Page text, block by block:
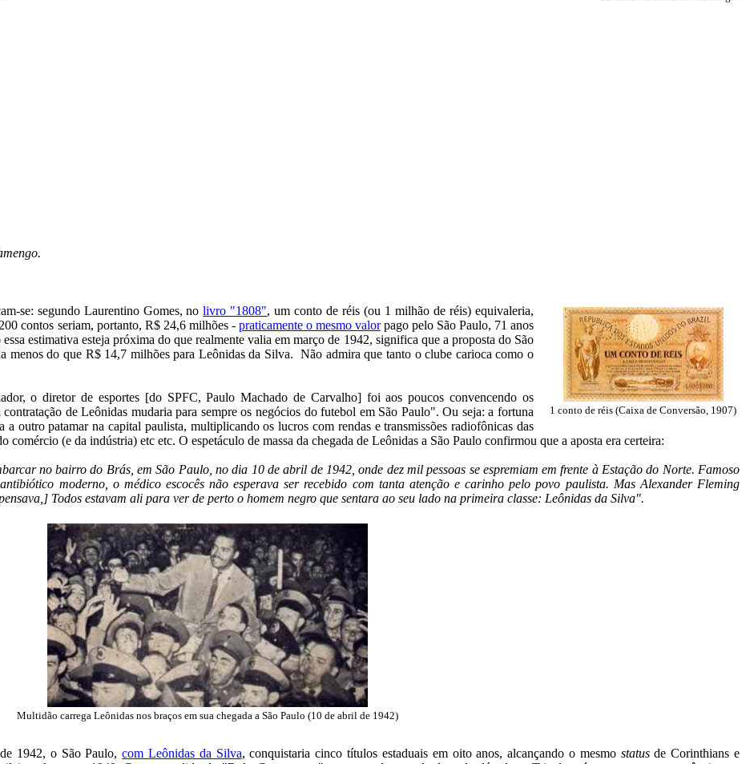
1 conto de réis (Caixa de Conversão, 1907)
se: segundo Laurentino Gomes, nolivro "1808", um conto de réis (ou 1 milhão de réis) equivaleria,
contos seriam, portanto, R$ 24,6 milhões - praticamente o mesmo valorpago pelo São Paulo, 71 anos
estimativa esteja próxima do que realmente valia em março de 1942, significa que a proposta do São
menos do que R$ 14,7 milhões para Leônidas da Silva. Não admira que tanto o clube carioca como o
o diretor de esportes [do SPFC, Paulo Machado de Carvalho] foi aos poucos convencendo os
de Leônidas mudaria para sempre os negócios do futebol em São Paulo". Ou seja: a fortuna
outro patamar na capital paulista, multiplicando os lucros com rendas e transmissões radiofônicas das
comércio (e da indústria) etc etc. O espetáculo de massa da chegada de Leônidas a São Paulo confirmou que a aposta era certeira:
no bairro do Brás, em São Paulo, no dia 10 de abril de 1942, onde dez mil pessoas se espremiam em frente à Estação do Norte. Famoso
moderno, o médico escocês não esperava ser recebido com tanta atenção e carinho pelo povo paulista. Mas Alexander Fleming
Todos estavam ali para ver de perto o homem negro que sentara ao seu lado na primeira classe: Leônidas da Silva".
Multidão carrega Leônidas nos braços em sua chegada a São Paulo (10 de abril de 1942)
1942, o São Paulo,com Leônidas da Silva, conquistaria cinco títulos estaduais em oito anos, alcançando o mesmo statusde Corinthians e